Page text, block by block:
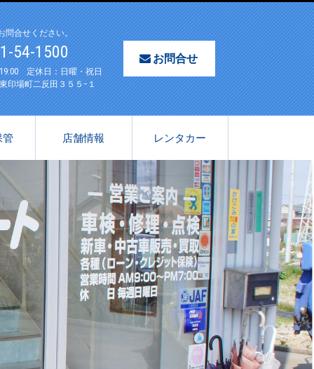
問合せください。
54-1500
定休日：日曜・祝日
印場町二反田３５５−１
お問合せ
管 店舗情報 レンタカー